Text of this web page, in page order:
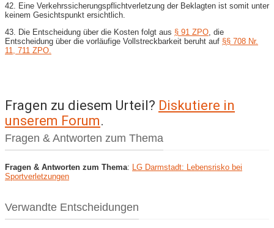
42. Eine Verkehrssicherungspflichtverletzung der Beklagten ist somit unter
keinem Gesichtspunkt ersichtlich.
43. Die Entscheidung über die Kosten folgt aus § 91 ZPO , die
Entscheidung über die vorläufige Vollstreckbarkeit beruht auf §§ 708 Nr.
11,
711 ZPO.
Fragen zu diesem Urteil? Diskutiere in
unserem Forum.
Fragen & Antworten zum Thema
Fragen & Antworten zum Thema: LG Darmstadt: Lebensrisko bei
Sportverletzungen
Verwandte Entscheidungen